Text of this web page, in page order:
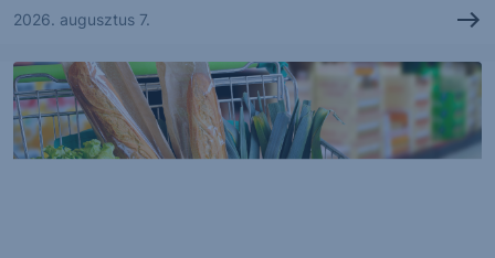
2026. augusztus 7.